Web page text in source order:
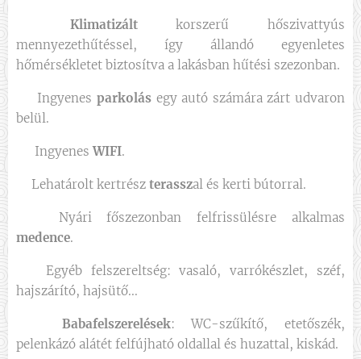
Klimatizáltkorszerű hőszivattyús
mennyezethűtéssel, így állandó egyenletes
hőmérsékletet biztosítva a lakásban hűtési szezonban.
🚗 Ingyenes parkolásegy autó számára zárt udvaron
belül.
🌐 IngyenesWIFI.
🌷Lehatárolt kertrész terasszal és kerti bútorral.
🐳 Nyári főszezonban felfrissülésre alkalmas
medence.
🛍 Egyéb felszereltség: vasaló, varrókészlet, széf,
hajszárító, hajsütő...
Babafelszerelések: WC-szűkítő, etetőszék,
pelenkázó alátét felfújható oldallal és huzattal, kiskád.